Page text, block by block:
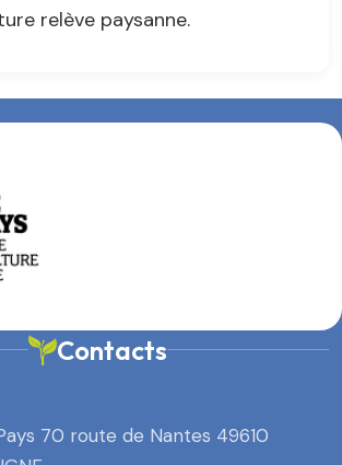
relève paysanne.
Contacts
70 route de Nantes 49610